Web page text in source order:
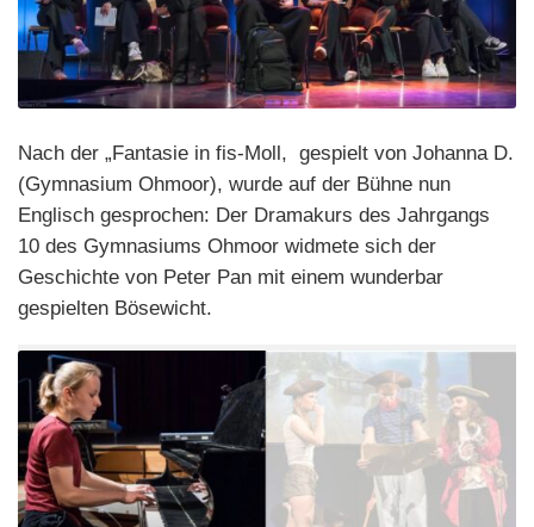
Nach der „Fantasie in fis-Moll, gespielt von Johanna D.
(Gymnasium Ohmoor), wurde auf der Bühne nun
Englisch gesprochen: Der Dramakurs des Jahrgangs
10 des Gymnasiums Ohmoor widmete sich der
Geschichte von Peter Pan mit einem wunderbar
gespielten Bösewicht.